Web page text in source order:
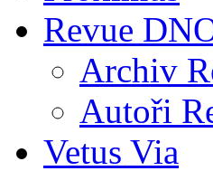
Revue
Archiv
Autoři
Vetus Via